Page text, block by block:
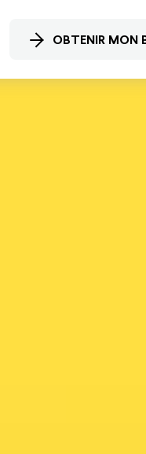
OBTENIR MON